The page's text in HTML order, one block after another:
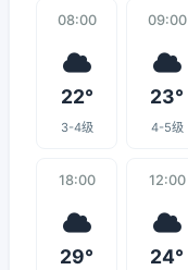
08:00
22°
3-4级
09:00
23°
4-5级
18:00
29°
12:00
24°